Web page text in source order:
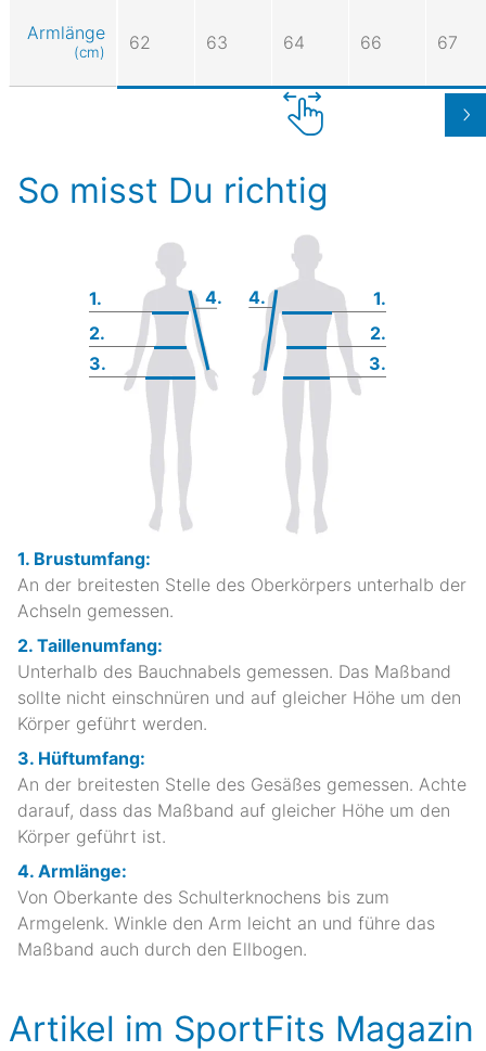
Armlänge
(cm) 62 63 64 66 67
So misst Du richtig
1.
1.
2.
2.
3.
3.
4. 4.
1. Brustumfang:
An der breitesten Stelle des Oberkörpers unterhalb der
Achseln gemessen.
2. Taillenumfang:
Unterhalb des Bauchnabels gemessen. Das Maßband
sollte nicht einschnüren und auf gleicher Höhe um den
Körper geführt werden.
3. Hüftumfang:
An der breitesten Stelle des Gesäßes gemessen. Achte
darauf, dass das Maßband auf gleicher Höhe um den
Körper geführt ist.
4. Armlänge:
Von Oberkante des Schulterknochens bis zum
Armgelenk. Winkle den Arm leicht an und führe das
Maßband auch durch den Ellbogen.
Artikel im SportFits Magazin